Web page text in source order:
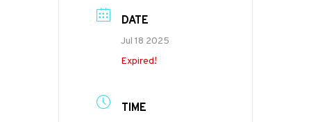
DATE
Jul 18 2025
Expired!
TIME